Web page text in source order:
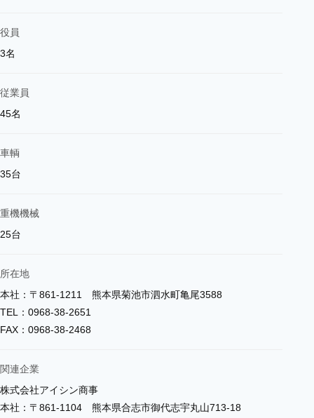
役員
3名
従業員
45名
車輌
35台
重機機械
25台
所在地
本社：〒861-1211 熊本県菊池市泗水町亀尾3588
TEL：0968-38-2651
FAX：0968-38-2468
関連企業
株式会社アイシン商事
本社：〒861-1104 熊本県合志市御代志宇丸山713-18